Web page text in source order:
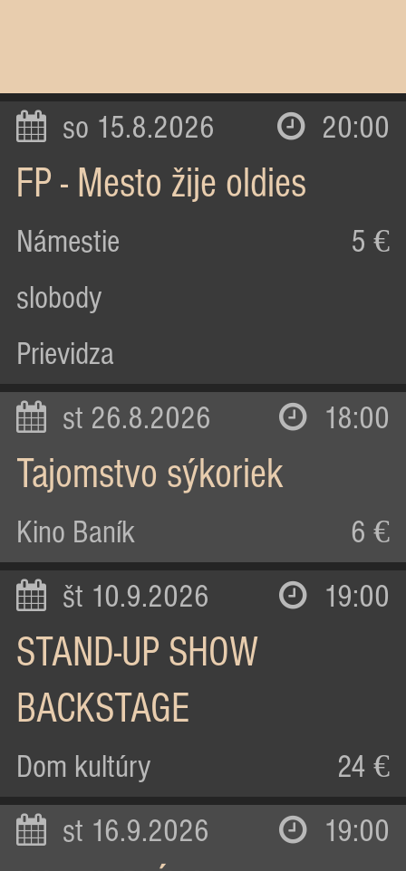
so 15.8.2026 20:00
FP - Mesto žije oldies
Námestie
slobody
Prievidza
5 €
st 26.8.2026 18:00
Tajomstvo sýkoriek
Kino Baník 6 €
št 10.9.2026 19:00
STAND-UP SHOW
BACKSTAGE
Dom kultúry 24 €
st 16.9.2026 19:00